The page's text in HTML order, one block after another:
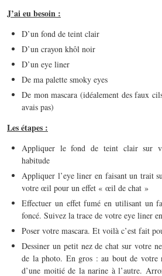
J’ai eu besoin :
D’un fond de teint clair
D’un crayon khôl noir
D’un eye liner
De ma palette smoky eyes
De mon mascara (idéalement des faux
avais pas)
Les étapes :
Appliquer le fond de teint clair sur
habitude
Appliquer l’eye liner en faisant un trait
votre œil pour un effet « œil de chat »
Effectuer un effet fumé en utilisant un
foncé. Suivez la trace de votre eye liner
Poser votre mascara. Et voilà c’est fait
Dessiner un petit nez de chat sur votre
de la photo. En gros : au bout de votre
d’une moitié de la narine à l’autre.